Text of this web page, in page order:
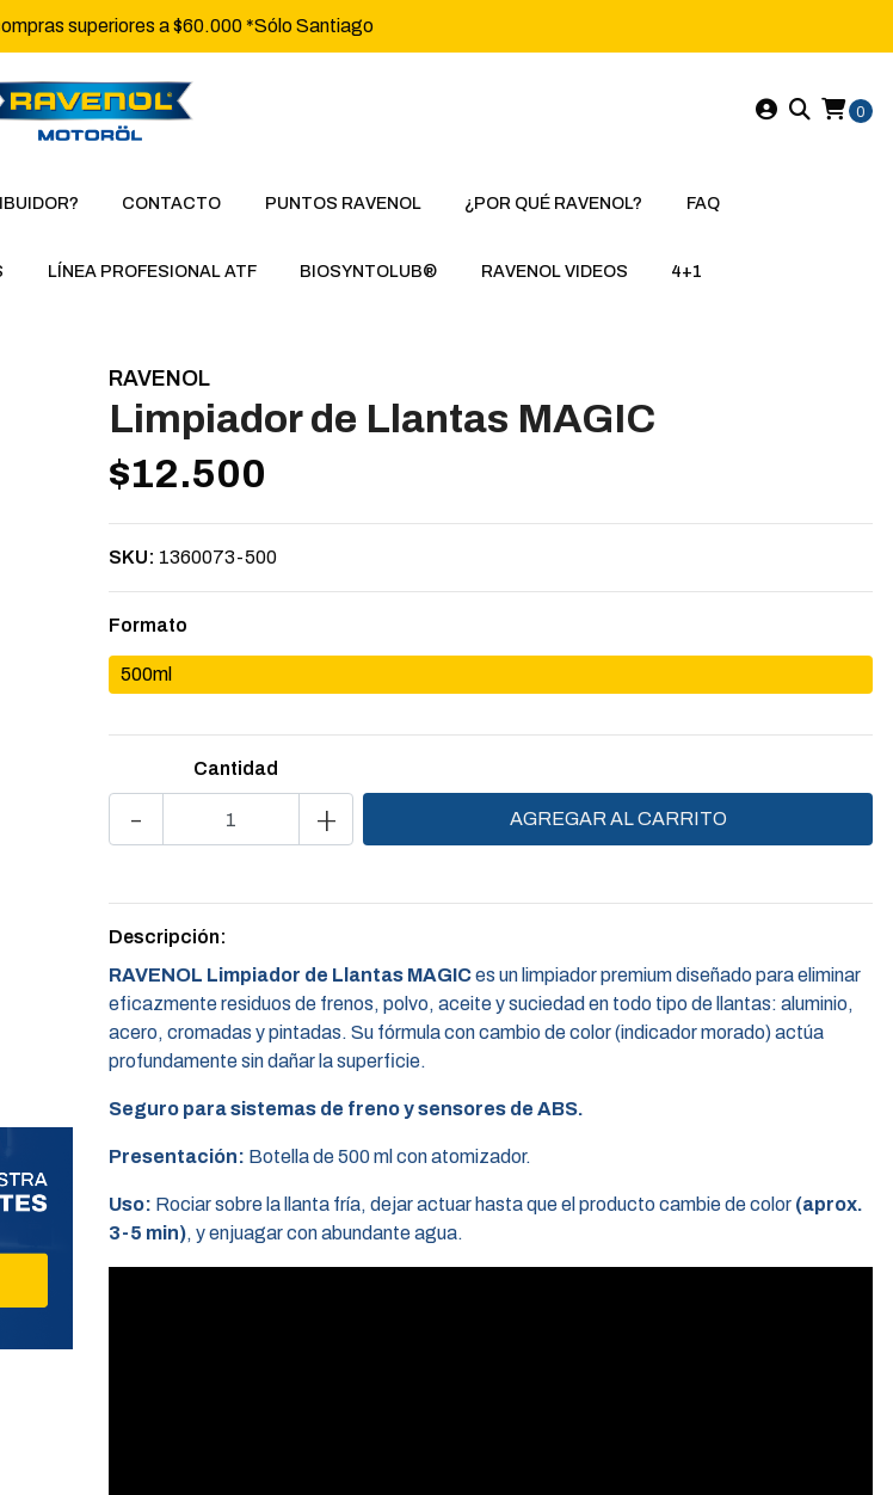
superiores a $60.000 *Sólo Santiago
0
CONTACTO PUNTOS RAVENOL ¿POR QUÉ RAVENOL? FAQ
LÍNEA PROFESIONAL ATF BIOSYNTOLUB® RAVENOL VIDEOS 4+1
RAVENOL
Limpiador de Llantas MAGIC
$12.500
SKU: 1360073-500
Formato
500ml
Cantidad
- +
Descripción:
RAVENOL Limpiador de Llantas MAGICes un limpiador premium diseñado para eliminar
eficazmente residuos de frenos, polvo, aceite y suciedad en todo tipo de llantas: aluminio,
acero, cromadas y pintadas. Su fórmula con cambio de color (indicador morado) actúa
profundamente sin dañar la superficie.
Seguro para sistemas de freno y sensores de ABS.
Presentación: Botella de 500 ml con atomizador.
Uso: Rociar sobre la llanta fría, dejar actuar hasta que el producto cambie de color (aprox.
3-5 min), y enjuagar con abundante agua.